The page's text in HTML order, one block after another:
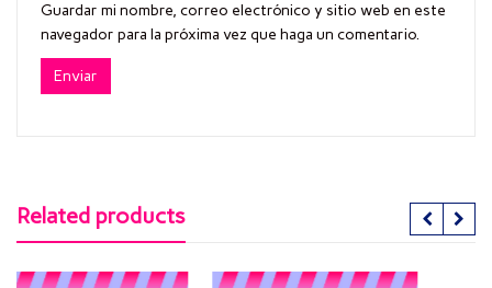
Guardar mi nombre, correo electrónico y sitio web en este
navegador para la próxima vez que haga un comentario.
Related products